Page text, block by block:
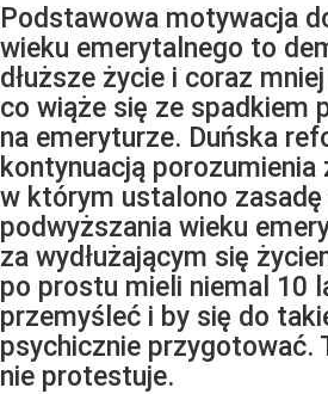
Podstawowa motywacja
wieku emerytalnego to
dłuższe życie i coraz
co wiąże się ze spadkiem
na emeryturze. Duńska
kontynuacją porozumienia
w którym ustalono
podwyższania wieku
za wydłużającym się
po prostu mieli niemal 10
przemyśleć i by się do
psychicznie przygotować.
nie protestuje.